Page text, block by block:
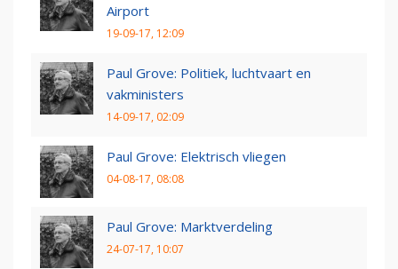
Airport
19-09-17, 12:09
Paul Grove: Politiek, luchtvaart en
vakministers
14-09-17, 02:09
Paul Grove: Elektrisch vliegen
04-08-17, 08:08
Paul Grove: Marktverdeling
24-07-17, 10:07